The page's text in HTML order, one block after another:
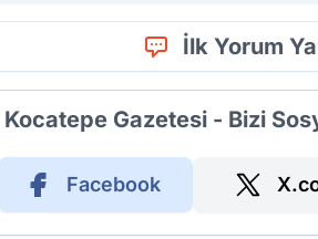
İlk Yorum
Kocatepe Gazetesi - Bizi
Facebook